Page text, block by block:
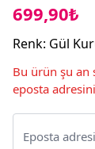
699,90₺
Renk: Gül
Bu ürün şu an
eposta